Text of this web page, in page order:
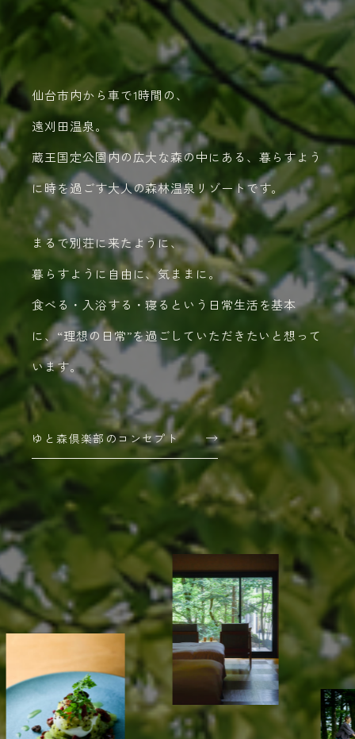
『暖炉ライブ』スケジュール
ご予約 Menu
仙台市内から車で1時間の、
遠刈田温泉。
蔵王国定公園内の広大な森の中にある、 暮らすよう
に時を過ごす大人の森林温泉リゾートです。
まるで別荘に来たように、
暮らすように自由に、気ままに。
食べる・入浴する・寝るという日常生活を基本
に、“理想の日常”を過ごしていただきたいと想って
います。
ゆと森倶楽部のコンセプト
ご予約